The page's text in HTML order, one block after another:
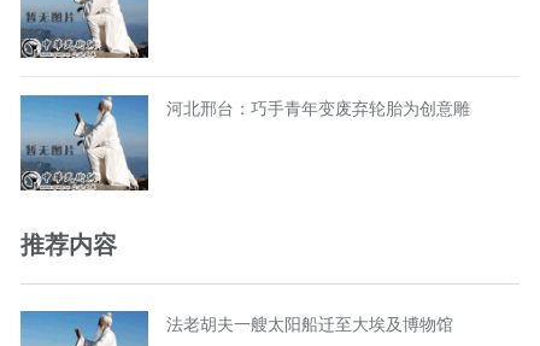
河北邢台：巧手青年变废弃轮胎为创意雕
推荐内容
法老胡夫一艘太阳船迁至大埃及博物馆